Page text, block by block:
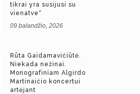
tikrai yra susijusi su
vienatve“
09 balandžio, 2026
Rūta Gaidamavičiūtė.
Niekada nežinai.
Monografiniam Algirdo
Martinaičio koncertui
artėjant